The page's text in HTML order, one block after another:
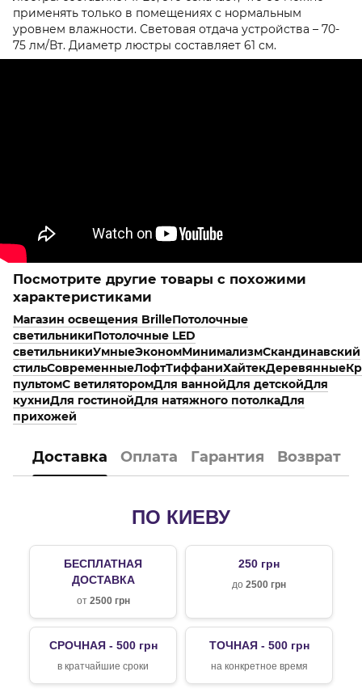
применять только в помещениях с нормальным
уровнем влажности. Световая отдача устройства – 70-
75 лм/Вт. Диаметр люстры составляет 61 см.
Посмотрите другие товары с похожими
характеристиками
Магазин освещения BrilleПотолочные
светильникиПотолочные LED
светильникиУмныеЭкономМинимализмСкандинавский
стильСовременныеЛофтТиффаниХайтекДеревянные
пультомС ветиляторомДля ваннойДля детскойДля
кухниДля гостинойДля натяжного потолкаДля
прихожей
Доставка Оплата Гарантия Возврат
ПО КИЕВУ
БЕСПЛАТНАЯ
ДОСТАВКА
от 2500 грн
250 грн
до 2500 грн
СРОЧНАЯ - 500 грн
в кратчайшие сроки
ТОЧНАЯ - 500 грн
на конкретное время